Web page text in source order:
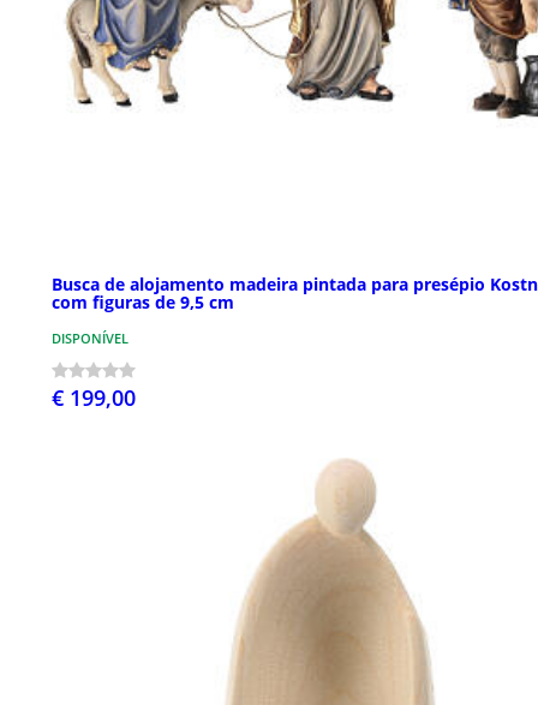
Busca de alojamento madeira pintada para presépio
com figuras de 9,5 cm
DISPONÍVEL
€ 199,00